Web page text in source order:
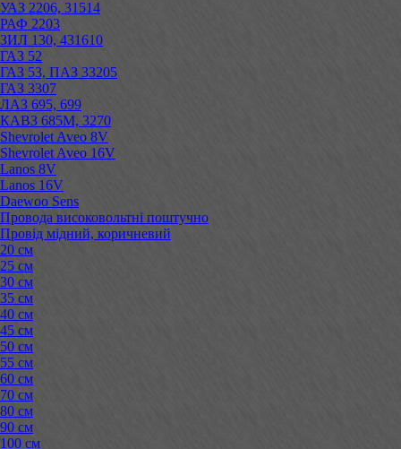
УАЗ 2206, 31514
РАФ 2203
ЗИЛ 130, 431610
ГАЗ 52
ГАЗ 53, ПАЗ 33205
ГАЗ 3307
ЛАЗ 695, 699
КАВЗ 685М, 3270
Shevrolet Aveo 8V
Shevrolet Aveo 16V
Lanos 8V
Lanos 16V
Daewoo Sens
Провода високовольтні поштучно
Провід мідний, коричневий
20 см
25 см
30 см
35 см
40 см
45 см
50 см
55 см
60 см
70 см
80 см
90 см
100 см